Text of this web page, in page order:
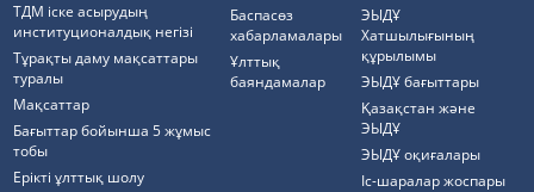
ТДМ іске асырудың
институционалдық негізі
Тұрақты даму мақсаттары
туралы
Мақсаттар
Бағыттар бойынша 5 жұмыс
тобы
Ерікті ұлттық шолу
Баспасөз
хабарламалары
Ұлттық
баяндамалар
ЭЫДҰ
Хатшылығының
құрылымы
ЭЫДҰ бағыттары
Қазақстан және
ЭЫДҰ
ЭЫДҰ оқиғалары
Іс-шаралар жоспары